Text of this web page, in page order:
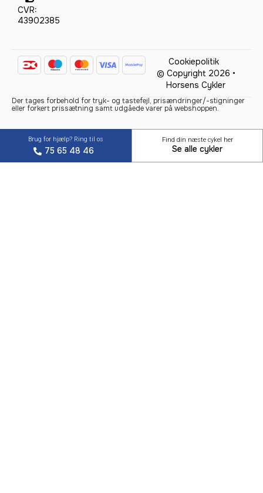
CVR:
43902385
Cookiepolitik
© Copyright 2026 •
Horsens Cykler
Der tages forbehold for tryk- og tastefejl, prisændringer/-stigninger
eller forkert prissætning samt udgåede varer på webshoppen.
Brug for hjælp? Ring til os
75 65 48 46
Find din næste cykel her
Se alle cykler